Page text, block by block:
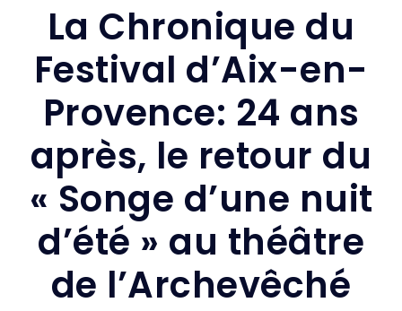
La Chronique du
Festival d’Aix-en-
Provence: 24 ans
après, le retour du
« Songe d’une nuit
d’été » au théâtre
de l’Archevêché